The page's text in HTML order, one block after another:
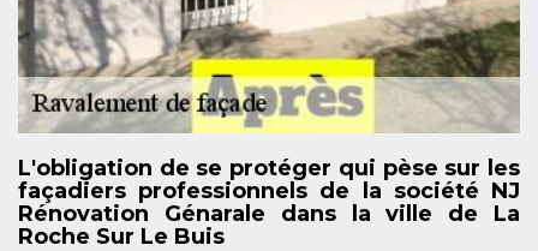
L'obligation de se protéger qui pèse sur les
façadiers professionnels de la société NJ
Rénovation Génarale dans la ville de La
Roche Sur Le Buis